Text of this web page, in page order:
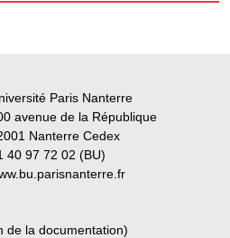
Paris Nanterre
avenue de la République
Nanterre Cedex
40 97 72 02 (BU)
de la documentation)